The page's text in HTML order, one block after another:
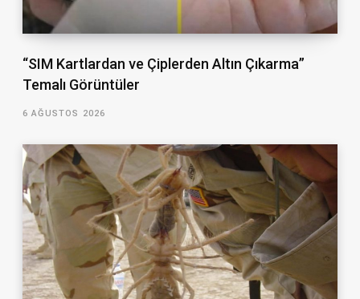
“SIM Kartlardan ve Çiplerden Altın Çıkarma”
Temalı Görüntüler
6 AĞUSTOS 2026